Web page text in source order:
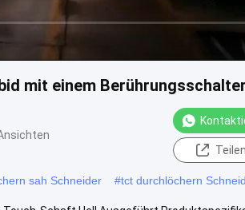
mit einem Berührungsschalter
Teilen
sah Schneider #tct durchlöchern